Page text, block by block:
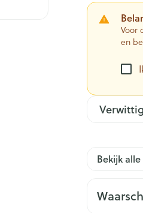
Voor
en
Bekijk